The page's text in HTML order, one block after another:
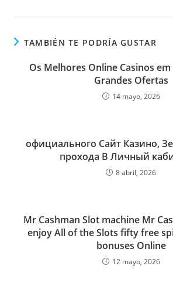
TAMBIÉN TE PODRÍA GUSTAR
Os Melhores Online Casinos
Grandes Ofertas
14 mayo, 2026
официального Сайт Казино,
прохода В Личный
8 abril, 2026
Mr Cashman Slot machine Mr
enjoy All of the Slots fifty free
bonuses Online
12 mayo, 2026